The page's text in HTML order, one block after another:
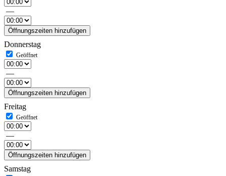
—
Öffnungszeiten hinzufügen
Donnerstag
—
Öffnungszeiten hinzufügen
Freitag
—
Öffnungszeiten hinzufügen
Samstag